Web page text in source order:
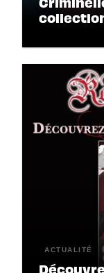
ACTUALITÉ